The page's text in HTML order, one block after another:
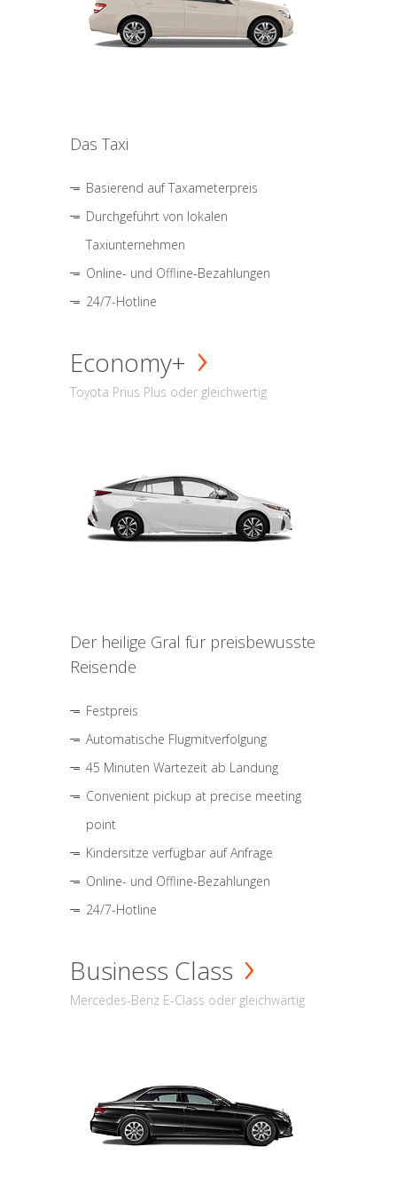
Das Taxi
Basierend auf Taxameterpreis
Durchgeführt von lokalen
Taxiunternehmen
Online- und Offline-Bezahlungen
24/7-Hotline
Economy+
Toyota Prius Plus oder gleichwertig
Der heilige Gral für preisbewusste
Reisende
Festpreis
Automatische Flugmitverfolgung
45 Minuten Wartezeit ab Landung
Convenient pickup at precise meeting
point
Kindersitze verfügbar auf Anfrage
Online- und Offline-Bezahlungen
24/7-Hotline
Business Class
Mercedes-Benz E-Class oder gleichwärtig